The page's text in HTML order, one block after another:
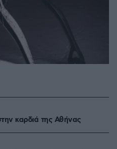
καρδιά της Αθήνας